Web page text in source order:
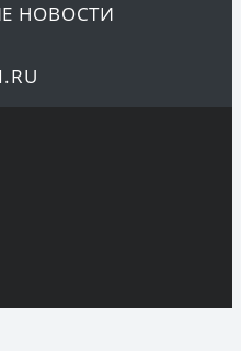
НОВОСТИ